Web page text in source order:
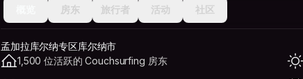
房东 旅行者 活动 社区
孟加拉库尔纳专区库尔纳市
1,500 位活跃的 Couchsurfing 房东